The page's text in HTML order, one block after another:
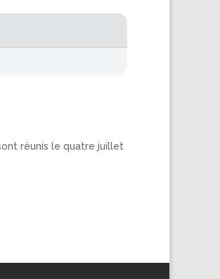
réunis le quatre juillet